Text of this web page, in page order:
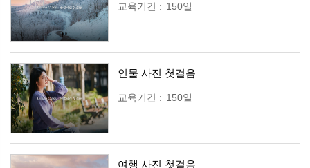
교육기간 : 150일
인물 사진 첫걸음
교육기간 : 150일
여행 사진 첫걸음